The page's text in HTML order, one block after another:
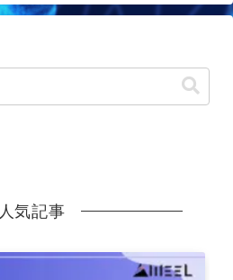
人気記事